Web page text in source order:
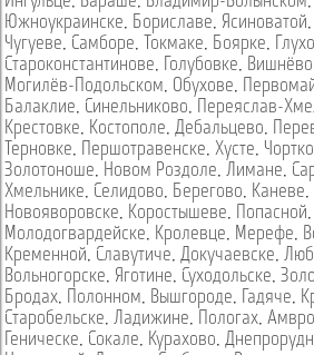
Южноукраинске, Бориславе, Ясиноватой,
Чугуеве, Самборе, Токмаке, Боярке,
Староконстантинове, Голубовке,
Могилёв-Подольском, Обухове,
Балаклие, Синельниково, Переяслав-
Крестовке, Костополе, Дебальцево,
Терновке, Першотравенске, Хусте,
Золотоноше, Новом Роздоле, Лимане,
Хмельнике, Селидово, Берегово, Каневе,
Новояворовске, Коростышеве, Попасной,
Молодогвардейске, Кролевце, Мерефе,
Кременной, Славутиче, Докучаевске,
Вольногорске, Яготине, Суходольске,
Бродах, Полонном, Вышгороде, Гадяче,
Старобельске, Ладижине, Пологах,
Геническе, Сокале, Курахово,